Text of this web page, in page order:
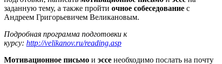
заданную тему, а также пройти очное собеседование с
Андреем Григорьевичем Великановым.
Подробная программа подготовки к
курсу: http://velikanov.ru/reading.asp
Мотивационное письмо и эссе необходимо послать на почту